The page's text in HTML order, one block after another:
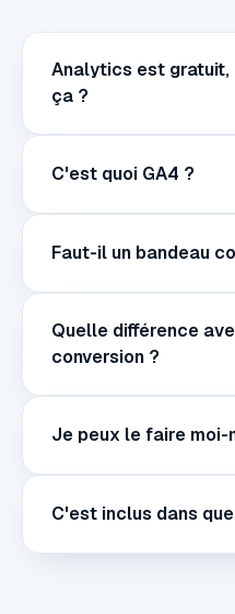
Analytics est gratuit,
ça ?
C'est quoi GA4 ?
Faut-il un bandeau
Quelle différence
conversion ?
Je peux le faire moi-
C'est inclus dans